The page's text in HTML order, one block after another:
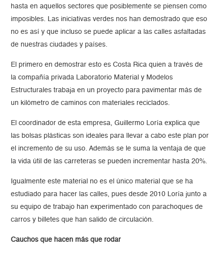
hasta en aquellos sectores que posiblemente se piensen como
imposibles. Las iniciativas verdes nos han demostrado que eso
no es así y que incluso se puede aplicar a las calles asfaltadas
de nuestras ciudades y países.
El primero en demostrar esto es Costa Rica quien a través de
la compañía privada Laboratorio Material y Modelos
Estructurales trabaja en un proyecto para pavimentar más de
un kilómetro de caminos con materiales reciclados.
El coordinador de esta empresa, Guillermo Loría explica que
las bolsas plásticas son ideales para llevar a cabo este plan por
el incremento de su uso. Además se le suma la ventaja de que
la vida útil de las carreteras se pueden incrementar hasta 20%.
Igualmente este material no es el único material que se ha
estudiado para hacer las calles, pues desde 2010 Loría junto a
su equipo de trabajo han experimentado con parachoques de
carros y billetes que han salido de circulación.
Cauchos que hacen más que rodar